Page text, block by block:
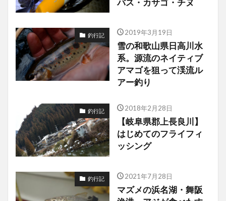
バス・カサゴ・チヌ
釣行記 2019年3月19日
雪の和歌山県日高川水
系。源流のネイティブ
アマゴを狙って渓流ル
アー釣り
釣行記 2018年2月28日
【岐阜県郡上長良川】
はじめてのフライフィ
ッシング
釣行記 2021年7月28日
マズメの浜名湖・舞阪